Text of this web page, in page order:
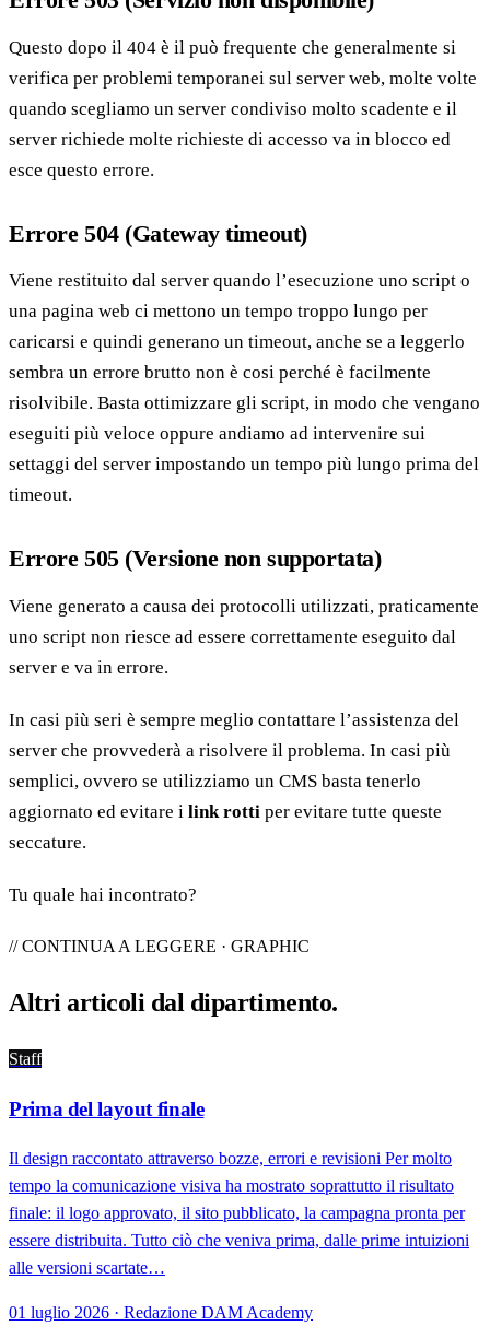
Questo dopo il 404 è il può frequente che generalmente si
verifica per problemi temporanei sul server web, molte volte
quando scegliamo un server condiviso molto scadente e il
server richiede molte richieste di accesso va in blocco ed
esce questo errore.
Errore 504 (Gateway timeout)
Viene restituito dal server quando l’esecuzione uno script o
una pagina web ci mettono un tempo troppo lungo per
caricarsi e quindi generano un timeout, anche se a leggerlo
sembra un errore brutto non è cosi perché è facilmente
risolvibile. Basta ottimizzare gli script, in modo che vengano
eseguiti più veloce oppure andiamo ad intervenire sui
settaggi del server impostando un tempo più lungo prima del
timeout.
Errore 505 (Versione non supportata)
Viene generato a causa dei protocolli utilizzati, praticamente
uno script non riesce ad essere correttamente eseguito dal
server e va in errore.
In casi più seri è sempre meglio contattare l’assistenza del
server che provvederà a risolvere il problema. In casi più
semplici, ovvero se utilizziamo un CMS basta tenerlo
aggiornato ed evitare i link rotti per evitare tutte queste
seccature.
Tu quale hai incontrato?
// CONTINUA A LEGGERE · GRAPHIC
Altri articoli dal dipartimento.
Staff
Prima del layout finale
Il design raccontato attraverso bozze, errori e revisioni Per molto
tempo la comunicazione visiva ha mostrato soprattutto il risultato
finale: il logo approvato, il sito pubblicato, la campagna pronta per
essere distribuita. Tutto ciò che veniva prima, dalle prime intuizioni
alle versioni scartate…
01 luglio 2026 · Redazione DAM Academy